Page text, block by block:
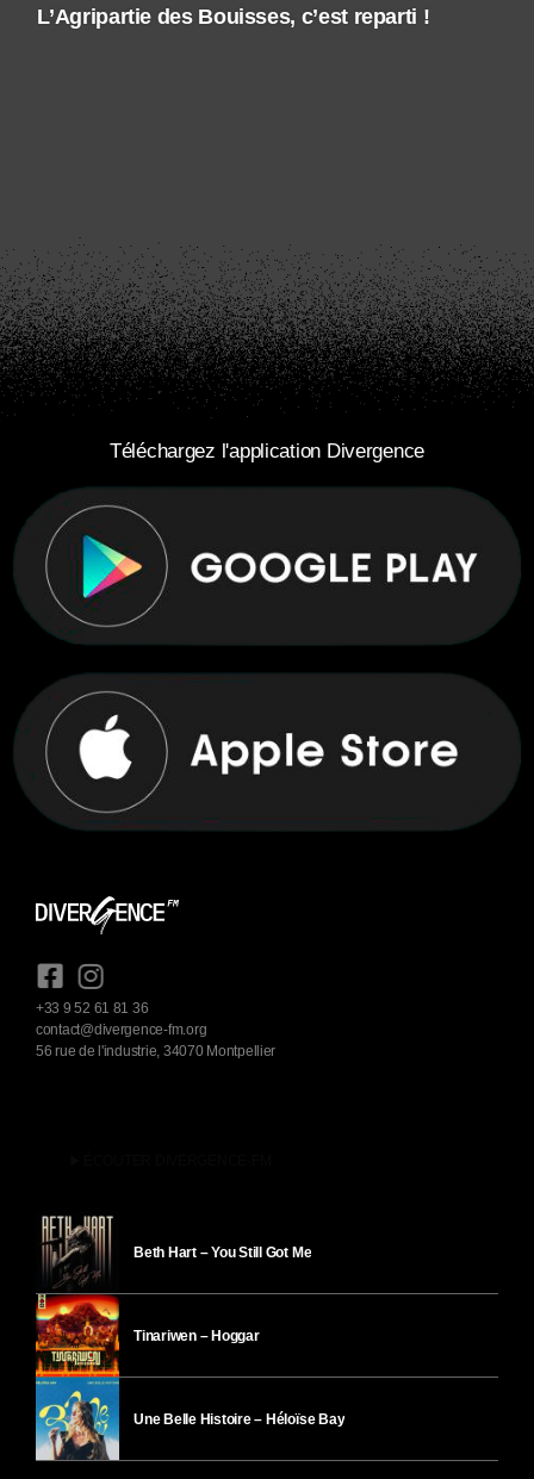
L’Agripartie des Bouisses, c’est reparti !
Téléchargez l'application Divergence
+33 9 52 61 81 36
contact@divergence-fm.org
56 rue de l'industrie, 34070 Montpellier
Beth Hart – You Still Got Me
Tinariwen – Hoggar
Une Belle Histoire – Héloïse Bay